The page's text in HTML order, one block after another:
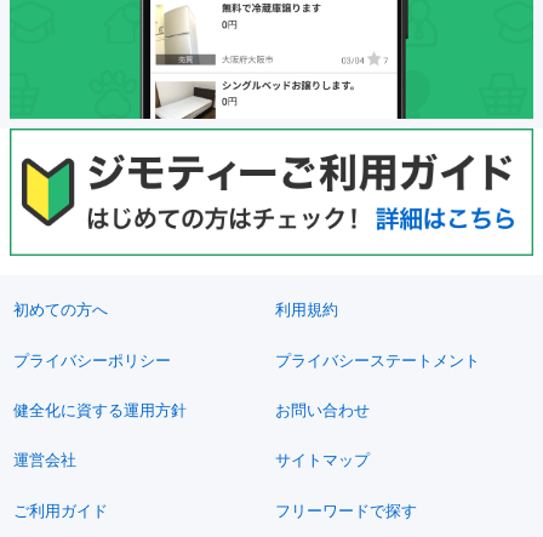
初めての方へ 利用規約
プライバシーポリシー プライバシーステートメント
健全化に資する運用方針 お問い合わせ
運営会社 サイトマップ
ご利用ガイド フリーワードで探す